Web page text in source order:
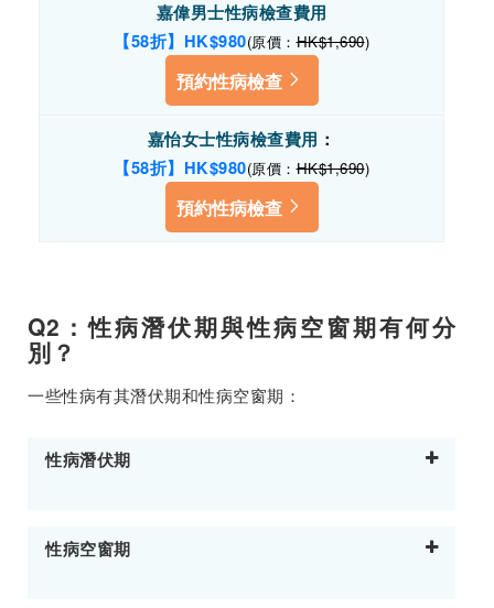
嘉偉男士性病檢查費用
【58折】HK$980(原價：HK$1,690)
預約性病檢查
嘉怡女士性病檢查費用 ：
【58折】HK$980(原價：HK$1,690)
預約性病檢查
Q2：性病潛伏期與性病空窗期有何分
別？
一些性病有其潛伏期和性病空窗期：
性病潛伏期
性病空窗期